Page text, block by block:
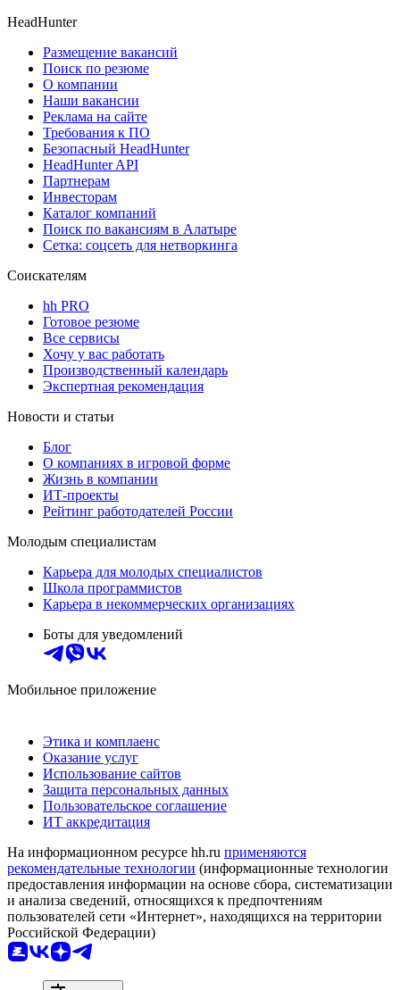
HeadHunter
Размещение вакансий
Поиск по резюме
О компании
Наши вакансии
Реклама на сайте
Требования к ПО
Безопасный HeadHunter
HeadHunter API
Партнерам
Инвесторам
Каталог компаний
Поиск по вакансиям в Алатыре
Сетка: соцсеть для нетворкинга
Соискателям
hh PRO
Готовое резюме
Все сервисы
Хочу у вас работать
Производственный календарь
Экспертная рекомендация
Новости и статьи
Блог
О компаниях в игровой форме
Жизнь в компании
ИТ-проекты
Рейтинг работодателей России
Молодым специалистам
Карьера для молодых специалистов
Школа программистов
Карьера в некоммерческих организациях
Боты для уведомлений
Мобильное приложение
Этика и комплаенс
Оказание услуг
Использование сайтов
Защита персональных данных
Пользовательское соглашение
ИТ аккредитация
На информационном ресурсе hh.ru применяются
рекомендательные технологии (информационные технологии
предоставления информации на основе сбора, систематизации
и анализа сведений, относящихся к предпочтениям
пользователей сети «Интернет», находящихся на территории
Российской Федерации)